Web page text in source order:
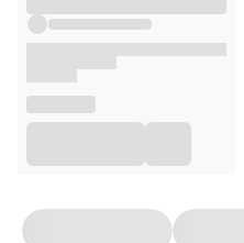
Podziel włosy na 4
Owiń głowę folią i
ciepło.
Pozostaw na włosach
szamponu).
Opakowanie